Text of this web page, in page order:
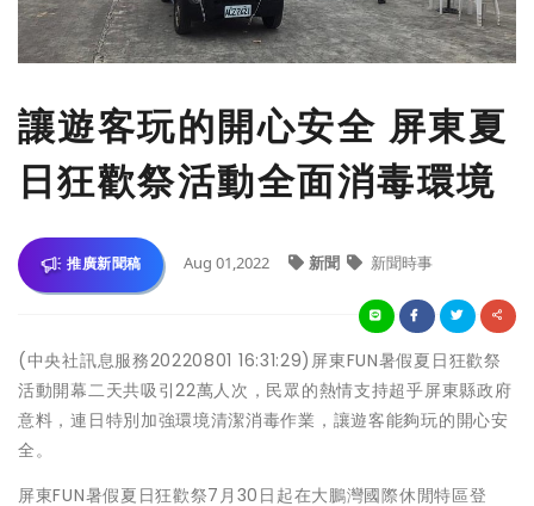
讓遊客玩的開心安全 屏東夏
日狂歡祭活動全面消毒環境
推廣新聞稿 Aug 01,2022 新聞 新聞時事
(中央社訊息服務20220801 16:31:29)屏東FUN暑假夏日狂歡祭
活動開幕二天共吸引22萬人次，民眾的熱情支持超乎屏東縣政府
意料，連日特別加強環境清潔消毒作業，讓遊客能夠玩的開心安
全。
屏東FUN暑假夏日狂歡祭7月30日起在大鵬灣國際休閒特區登